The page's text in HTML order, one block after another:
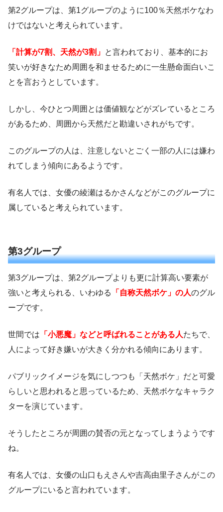
第2グループは、第1グループのように100％天然ボケなわ
けではないと考えられています。
「計算が7割、天然が3割」 と言われており、基本的にお
笑いが好きなため周囲を和ませるために一生懸命面白いこ
とを言おうとしています。
しかし、今ひとつ周囲とは価値観などがズレているところ
があるため、周囲から天然だと勘違いされがちです。
このグループの人は、注意しないとごく一部の人には嫌わ
れてしまう傾向にあるようです。
有名人では、女優の綾瀬はるかさんなどがこのグループに
属していると考えられています。
第3グループ
第3グループは、第2グループよりも更に計算高い要素が
強いと考えられる、いわゆる
「自称天然ボケ」の人のグル
ープです。
世間では 「小悪魔」などと呼ばれることがある人たちで、
人によって好き嫌いが大きく分かれる傾向にあります。
パブリックイメージを気にしつつも「天然ボケ」だと可愛
らしいと思われると思っているため、天然ボケなキャラク
ターを演じています。
そうしたところが周囲の賛否の元となってしまうようです
ね。
有名人では、女優の山口もえさんや吉高由里子さんがこの
グループにいると言われています。